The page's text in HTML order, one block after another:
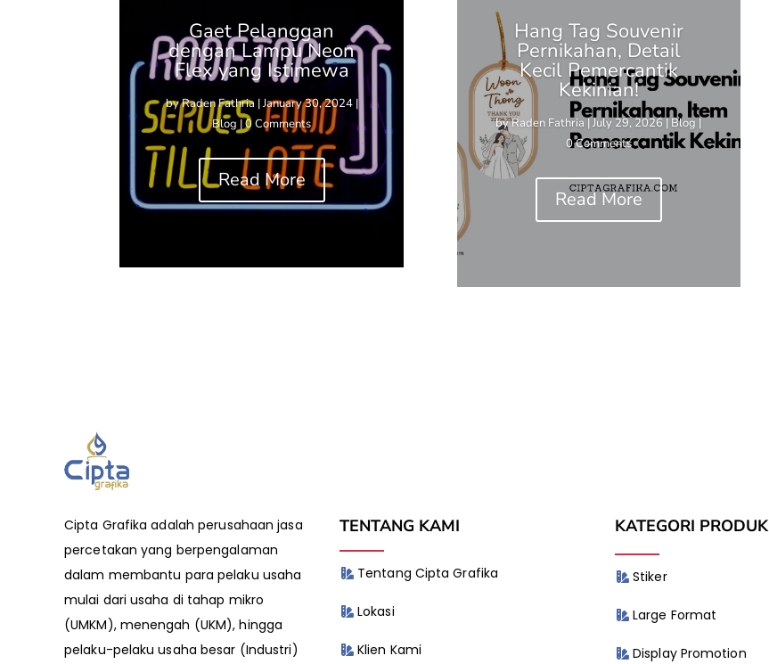
Gaet Pelanggan
dengan Lampu Neon
Flex yang Istimewa
byRaden Fathria |January 30, 2024|
Blog | 0 Comments
Read More
Hang Tag Souvenir
Pernikahan, Detail
Kecil Pemercantik
Kekinian!
byRaden Fathria|July 29, 2026|Blog|
0 Comments
Read More
Cipta Grafika adalah perusahaan jasa
percetakan yang berpengalaman
dalam membantu para pelaku usaha
mulai dari usaha di tahap mikro
(UMKM), menengah (UKM), hingga
pelaku-pelaku usaha besar (Industri)
TENTANG KAMI
Tentang Cipta Grafika
Lokasi
Klien Kami
KATEGORI PRODUK
Stiker
Large Format
Display Promotion